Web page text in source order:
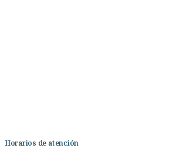
Horarios de atención